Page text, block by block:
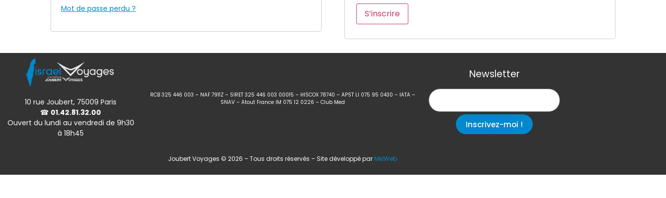
Mot de passe perdu ? S’inscrire
10 rue Joubert, 75009 Paris
☎ 01.42.81.32.00
Ouvert du lundi au vendredi de 9h30
à 18h45
RCB 325 446 003 – NAF 7911Z – SIRET 325 446 003 00015 – HISCOX 78740 – APST LI 075 95 0430 – IATA –
SNAV – Atout France IM 075 12 0226 – Club Med
Newsletter
Inscrivez-moi !
Joubert Voyages © 2026 – Tous droits réservés – Site développé par MklWeb